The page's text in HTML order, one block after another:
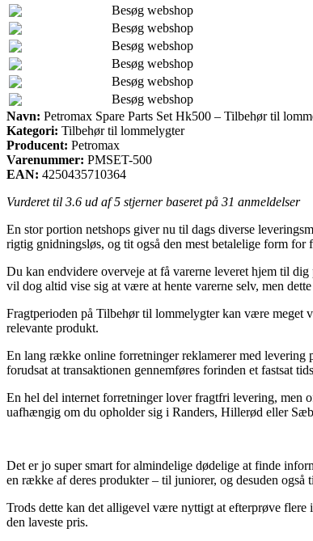
Besøg webshop
Besøg webshop
Besøg webshop
Besøg webshop
Besøg webshop
Besøg webshop
Navn: Petromax Spare Parts Set Hk500 – Tilbehør til
Kategori: Tilbehør til lommelygter
Producent: Petromax
Varenummer: PMSET-500
EAN: 4250435710364
Vurderet til 3.6 ud af 5 stjerner baseret på 31 anmeldelser
En stor portion netshops giver nu til dags diverse
rigtig gnidningsløs, og tit også den mest betalelige form
Du kan endvidere overveje at få varerne leveret hjem til
vil dog altid vise sig at være at hente varerne selv, men
Fragtperioden på Tilbehør til lommelygter kan være meget
relevante produkt.
En lang række online forretninger reklamerer med levering
forudsat at transaktionen gennemføres forinden et fastsat
En hel del internet forretninger lover fragtfri levering, men
uafhængig om du opholder sig i Randers, Hillerød eller
Det er jo super smart for almindelige dødelige at finde
en række af deres produkter – til juniorer, og desuden
Trods dette kan det alligevel være nyttigt at efterprøve flere
den laveste pris.